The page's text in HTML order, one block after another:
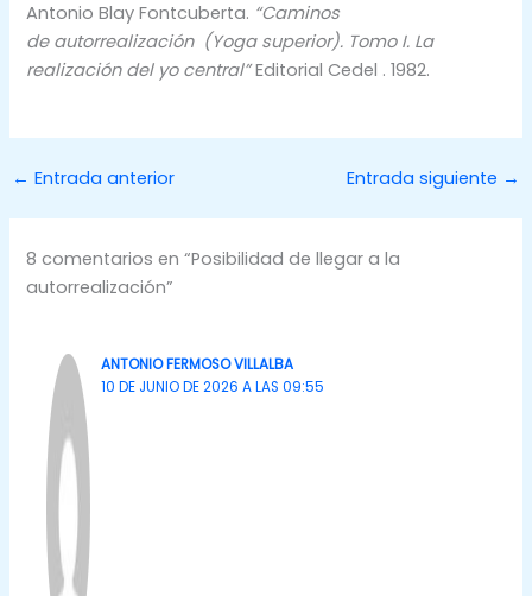
Antonio Blay Fontcuberta. “Caminos
de autorrealización (Yoga superior). Tomo I. La
realización del yo central”Editorial Cedel . 1982.
← Entrada anterior Entrada siguiente →
8 comentarios en “Posibilidad de llegar a la
autorrealización”
ANTONIO FERMOSO VILLALBA
10 DE JUNIO DE 2026 A LAS 09:55